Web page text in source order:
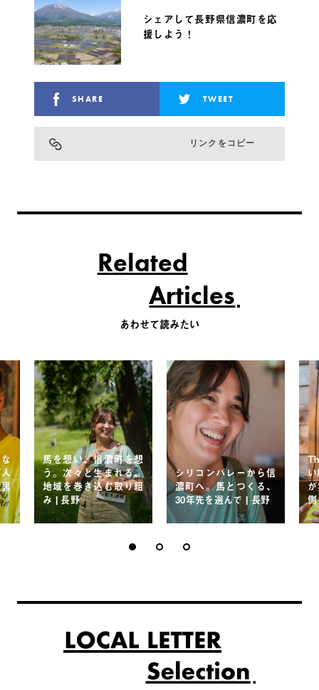
シェアして長野県信濃町を応
援しよう！
SHARE TWEET
リンクをコピー
Related
Articles
あわせて読みたい
馬を想い、信濃町を想
う。次々と生まれる、
地域を巻き込む取り組
み | 長野
シリコンバレーから信
濃町へ。馬とつくる、
30年先を選んで | 長野